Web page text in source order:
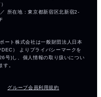
グループ会員利用規約